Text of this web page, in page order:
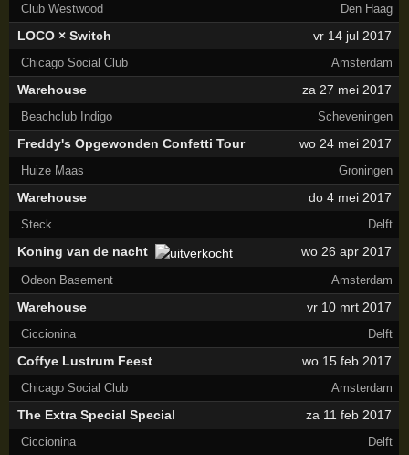
Club Westwood Den Haag
LOCO × Switch vr 14 jul 2017
Chicago Social Club Amsterdam
Warehouse za 27 mei 2017
Beachclub Indigo Scheveningen
Freddy's Opgewonden Confetti Tour wo 24 mei 2017
Huize Maas Groningen
Warehouse do 4 mei 2017
Steck Delft
Koning van de nacht wo 26 apr 2017
Odeon Basement Amsterdam
Warehouse vr 10 mrt 2017
Ciccionina Delft
Coffye Lustrum Feest wo 15 feb 2017
Chicago Social Club Amsterdam
The Extra Special Special za 11 feb 2017
Ciccionina Delft